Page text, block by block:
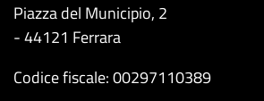
Piazza del Municipio, 2
- 44121 Ferrara
Codice fiscale: 00297110389